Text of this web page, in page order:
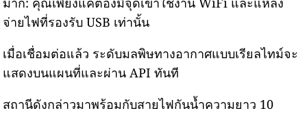
จ่ายไฟที่รองรับ USB เท่านั้น
เมื่อเชื่อมต่อแล้ว ระดับมลพิษทางอากาศแบบเรียลไทม์จะ
แสดงบนแผนที่และผ่าน API ทันที
สถานีดังกล่าวมาพร้อมกับสายไฟกันน้ำความยาว 10